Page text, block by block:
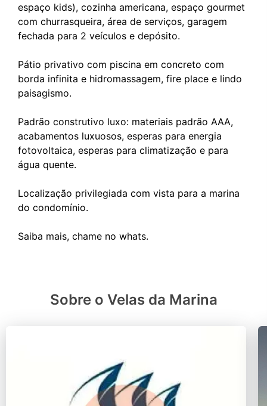
espaço kids), cozinha americana, espaço gourmet
com churrasqueira, área de serviços, garagem
fechada para 2 veículos e depósito.
Pátio privativo com piscina em concreto com
borda infinita e hidromassagem, fire place e lindo
paisagismo.
Padrão construtivo luxo: materiais padrão AAA,
acabamentos luxuosos, esperas para energia
fotovoltaica, esperas para climatização e para
água quente.
Localização privilegiada com vista para a marina
do condomínio.
Sobre o Velas da Marina